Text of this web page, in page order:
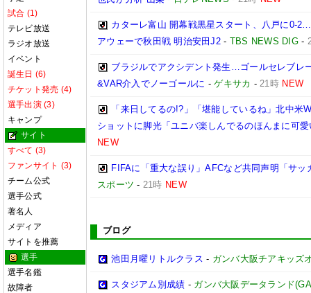
試合 (1)
テレビ放送
ラジオ放送
イベント
誕生日 (6)
チケット発売 (4)
選手出演 (3)
キャンプ
サイト
すべて (3)
ファンサイト (3)
チーム公式
選手公式
著名人
メディア
サイトを推薦
選手
選手名鑑
故障者
カターレ富山 開幕戦黒星スタート、八戸に0-
アウェーで秋田戦 明治安田J2 - TBS NEWS DIG -
ブラジルでアクシデント発生…ゴールセレブレ
&VAR介入でノーゴールに -ゲキサカ -21時 NEW
「来日してるの!?」「堪能しているね」北中
ショットに脚光「ユニバ楽しんでるのほんまに可愛
NEW
FIFAに「重大な誤り」AFCなど共同声明「サ
スポーツ - 21時 NEW
ブログ
池田月曜リトルクラス - ガンバ大阪チアキッズ
スタジアム別成績 - ガンバ大阪データランド